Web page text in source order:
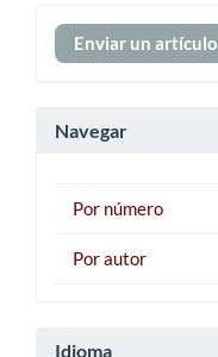
Enviar
un
Enviar un artículo
Navegar
Por número
Por autor
Idioma